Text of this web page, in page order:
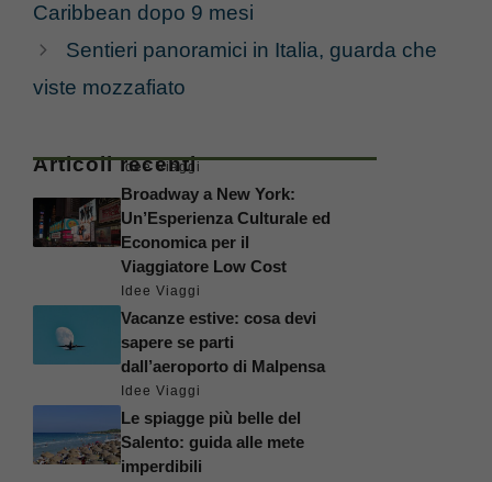
Caribbean dopo 9 mesi
Sentieri panoramici in Italia, guarda che
viste mozzafiato
Articoli recenti
Idee Viaggi
Broadway a New York:
Un’Esperienza Culturale ed
Economica per il
Viaggiatore Low Cost
Idee Viaggi
Vacanze estive: cosa devi
sapere se parti
dall’aeroporto di Malpensa
Idee Viaggi
Le spiagge più belle del
Salento: guida alle mete
imperdibili